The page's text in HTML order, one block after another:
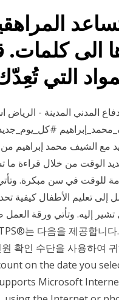
الى كلمات.‏
مع الشيف محمد إبراهيم
الوقت من خلال قراءة
للوقت في سن مبكرة.
تعليم الأطفال كيفية
إليه. وتأتي ورقة
확인 수단을 사용하여
on the date you
Microsoft